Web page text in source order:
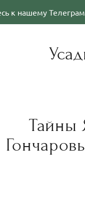
Тайны
Телеграмм